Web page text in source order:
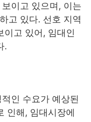
이고 있으며, 이는
고 있다. 선호 지역
이고 있어, 임대인
.
인 수요가 예상된
인해, 임대시장에